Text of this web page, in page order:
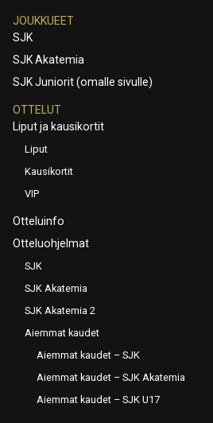
JOUKKUEET
SJK
SJK Akatemia
SJK Juniorit (omalle sivulle)
OTTELUT
Liput ja kausikortit
Liput
Kausikortit
VIP
Otteluinfo
Otteluohjelmat
SJK
SJK Akatemia
SJK Akatemia 2
Aiemmat kaudet
Aiemmat kaudet – SJK
Aiemmat kaudet – SJK Akatemia
Aiemmat kaudet – SJK U17